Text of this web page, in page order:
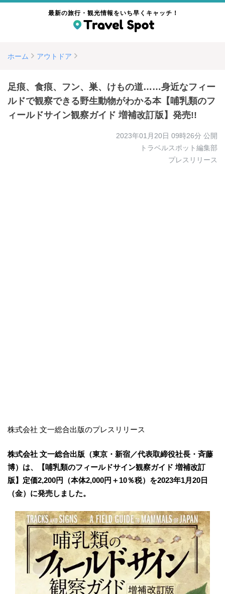
最新の旅行・観光情報をいち早くキャッチ！
ホーム アウトドア
足痕、食痕、フン、巣、けもの道……身近なフィー
ルドで観察できる野生動物がわかる本【哺乳類のフ
ィールドサイン観察ガイド 増補改訂版】発売!!
2023年01月20日 09時26分 公開
トラベルスポット編集部
プレスリリース
株式会社 文一総合出版のプレスリリース
株式会社 文一総合出版（東京・新宿／代表取締役社長・斉藤
博）は、【哺乳類のフィールドサイン観察ガイド 増補改訂
版】定価2,200円（本体2,000円＋10％税）を2023年1月20日
（金）に発売しました。